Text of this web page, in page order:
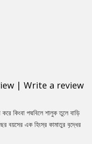
| Write a review
কিংবা পদ্মবিলে শালুক তুলে বাড়ি
বয়সের এক হিংস্র কামাতুর বৃদ্ধের
থাকতে, মেয়েটি মনে মনে